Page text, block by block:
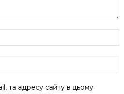
та адресу сайту в цьому